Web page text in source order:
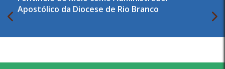
Apostólico da Diocese de Rio Branco